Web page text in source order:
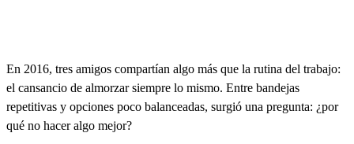
En 2016, tres amigos compartían algo más que la rutina del trabajo:
el cansancio de almorzar siempre lo mismo. Entre bandejas
repetitivas y opciones poco balanceadas, surgió una pregunta: ¿por
qué no hacer algo mejor?